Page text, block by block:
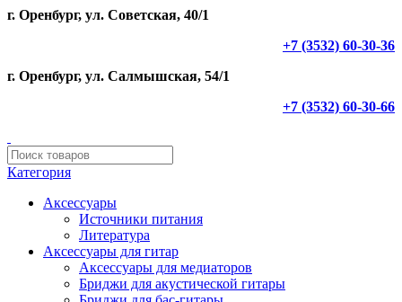
г. Оренбург, ул. Советская, 40/1
+7 (3532) 60-30-36
г. Оренбург, ул. Салмышская, 54/1
+7 (3532) 60-30-66
Категория
Аксессуары
Источники питания
Литература
Аксессуары для гитар
Аксессуары для медиаторов
Бриджи для акустической гитары